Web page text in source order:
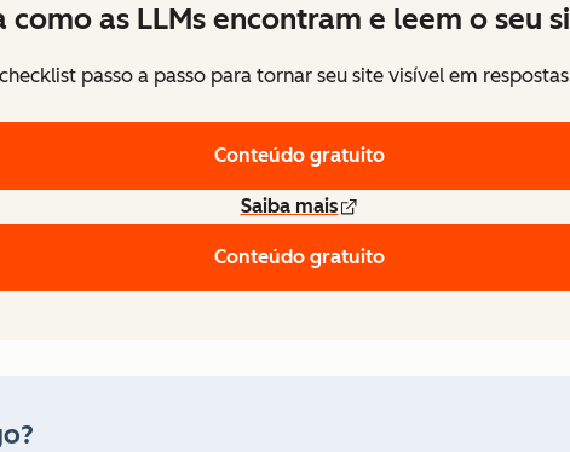
como as LLMs encontram e leem o seu
passo a passo para tornar seu site visível em
Conteúdo gratuito
Saiba mais
Conteúdo gratuito